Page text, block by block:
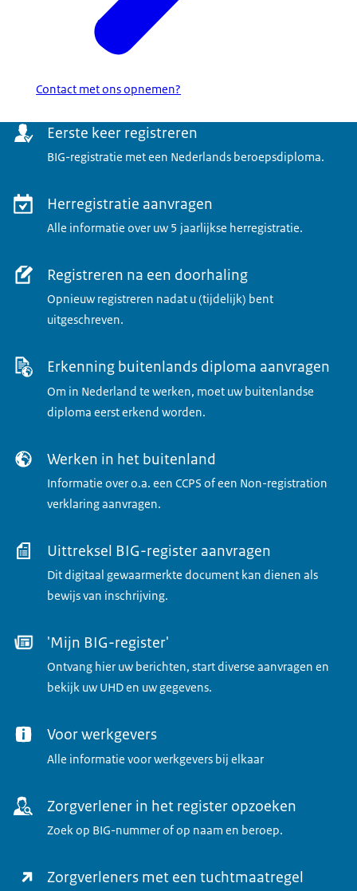
Contact met ons opnemen?
Menu Eerste keer registreren
BIG-registratie met een Nederlands beroepsdiploma.
Herregistratie aanvragen
Alle informatie over uw 5 jaarlijkse herregistratie.
Registreren na een doorhaling
Opnieuw registreren nadat u (tijdelijk) bent
uitgeschreven.
Erkenning buitenlands diploma aanvragen
Om in Nederland te werken, moet uw buitenlandse
diploma eerst erkend worden.
Werken in het buitenland
Informatie over o.a. een CCPS of een Non-registration
verklaring aanvragen.
Uittreksel BIG-register aanvragen
Dit digitaal gewaarmerkte document kan dienen als
bewijs van inschrijving.
'Mijn BIG-register'
Ontvang hier uw berichten, start diverse aanvragen en
bekijk uw UHD en uw gegevens.
Voor werkgevers
Alle informatie voor werkgevers bij elkaar
Zorgverlener in het register opzoeken
Zoek op BIG-nummer of op naam en beroep.
Zorgverleners met een tuchtmaatregel